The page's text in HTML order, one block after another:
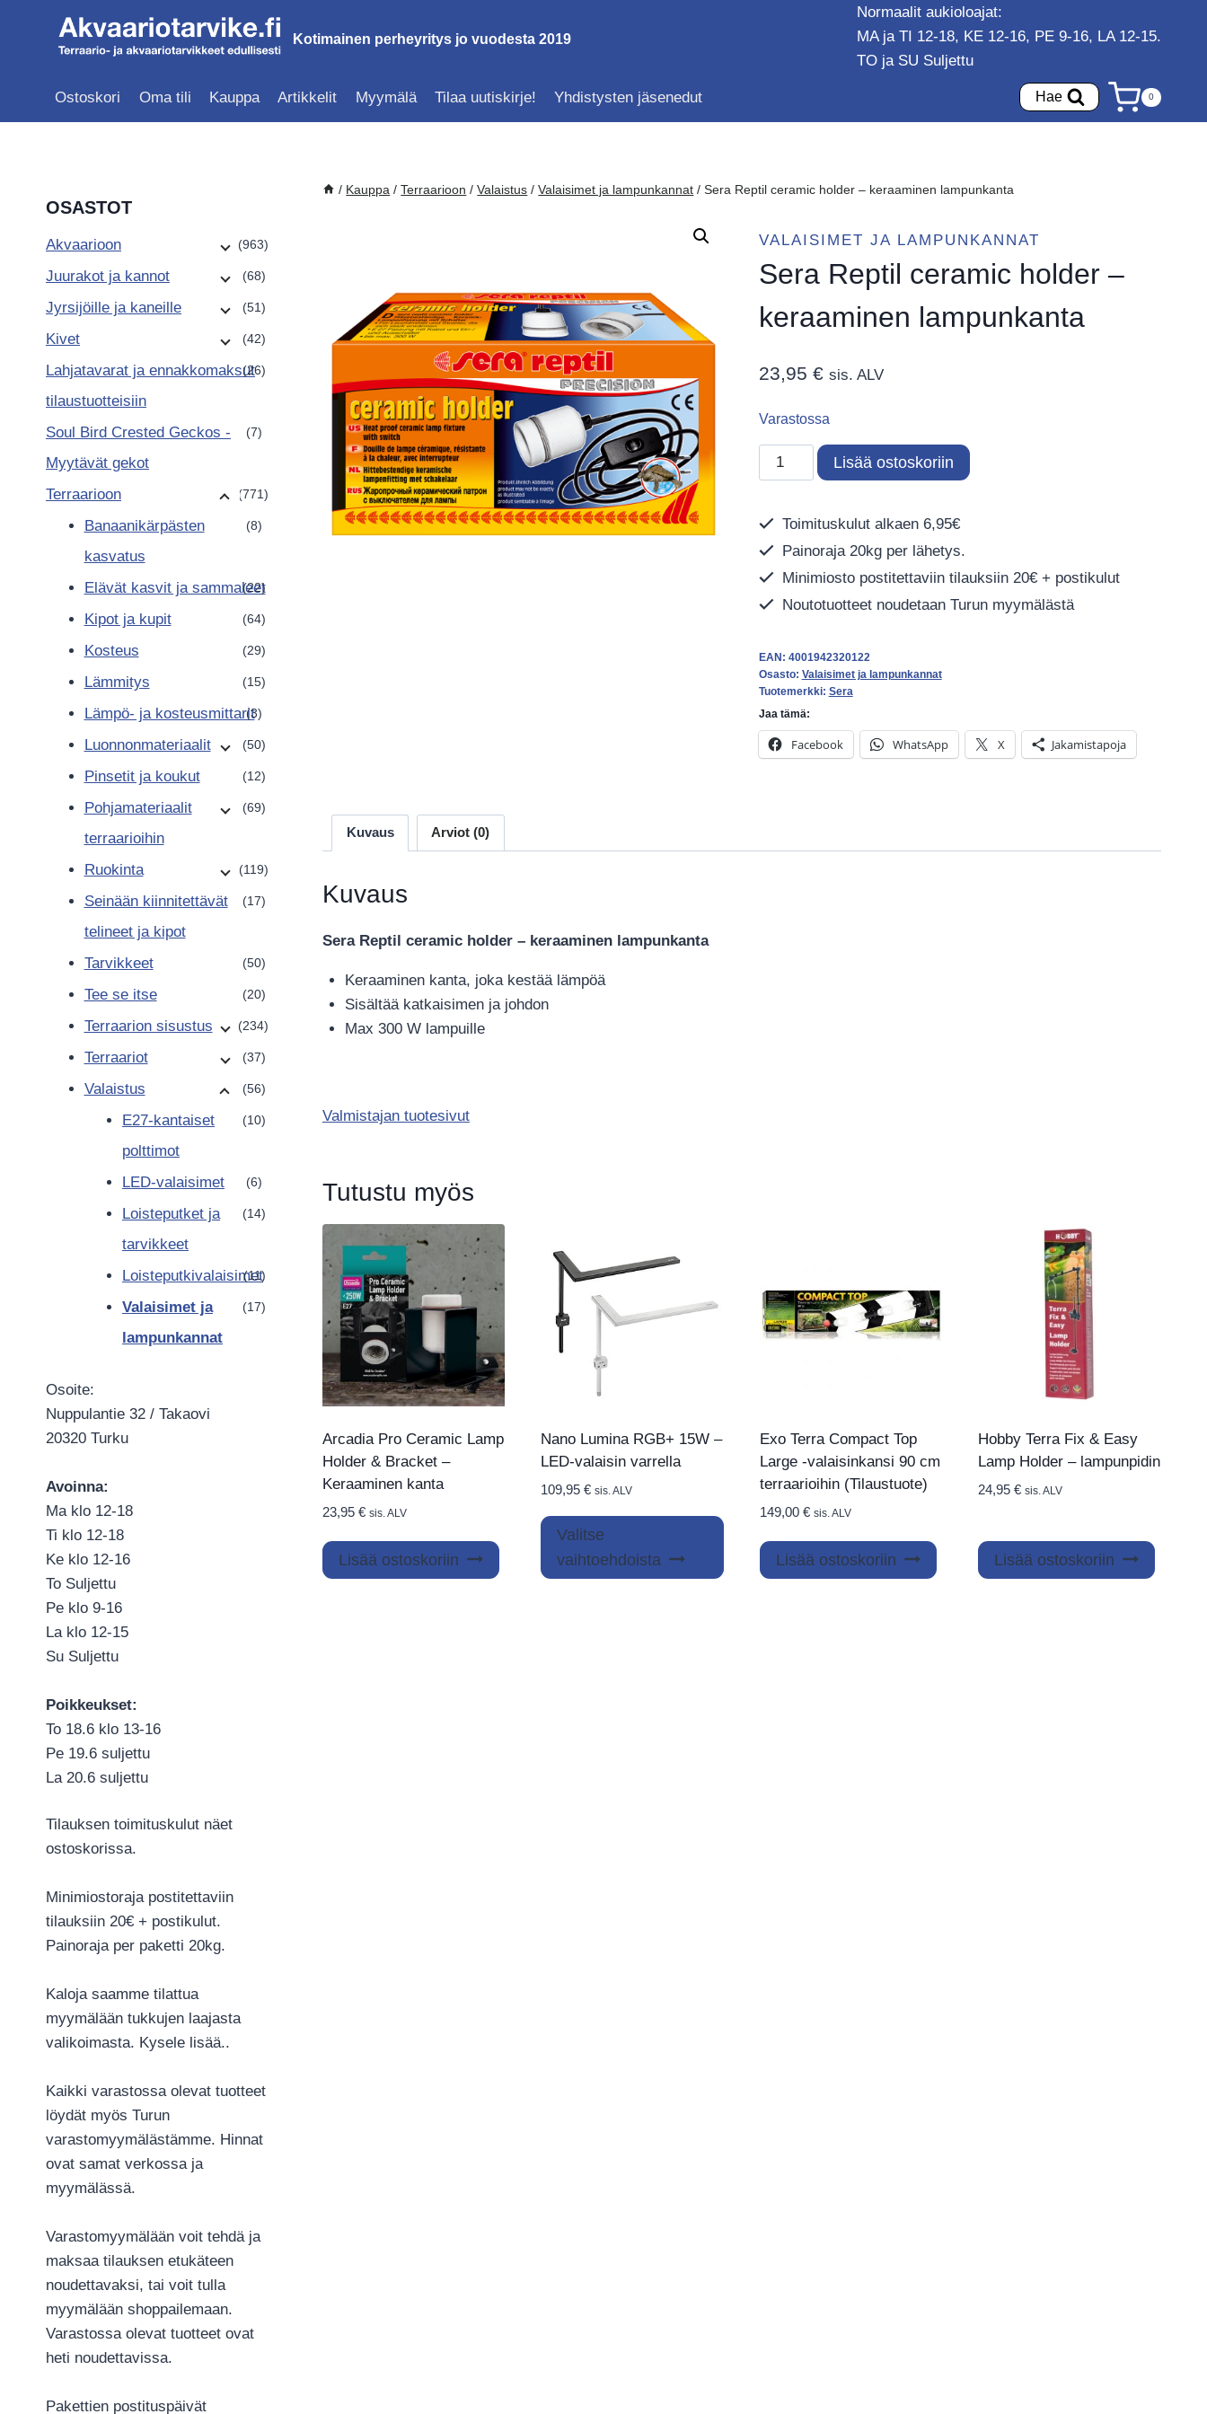
sisältöön
Kotimainen perheyritys jo vuodesta 2019
Normaalit aukioloajat:
MA ja TI 12-18, KE 12-16, PE 9-16, LA 12-15.
TO ja SU Suljettu
Ostoskori Oma tili Kauppa Artikkelit Myymälä Tilaa uutiskirje! Yhdistysten jäsenedut Hae 0
/ Kauppa / Terraarioon / Valaistus / Valaisimet ja lampunkannat / Sera Reptil ceramic holder – keraaminen lampunkanta
VALAISIMET JA LAMPUNKANNAT
Sera Reptil ceramic holder –
keraaminen lampunkanta
23,95 € sis. ALV
Varastossa
Sera
Reptil
holder
-
keraaminen
lampunkanta
Lisää ostoskoriin
Toimituskulut alkaen 6,95€
Painoraja 20kg per lähetys.
Minimiosto postitettaviin tilauksiin 20€ + postikulut
Noutotuotteet noudetaan Turun myymälästä
EAN: 4001942320122
Osasto: Valaisimet ja lampunkannat
Tuotemerkki: Sera
Jaa tämä:
Facebook WhatsApp X Jakamistapoja
Kuvaus Arviot (0)
Kuvaus
Sera Reptil ceramic holder – keraaminen lampunkanta
Keraaminen kanta, joka kestää lämpöä
Sisältää katkaisimen ja johdon
Max 300 W lampuille
Valmistajan tuotesivut
Tutustu myös
Arcadia Pro Ceramic Lamp
Holder & Bracket –
Keraaminen kanta
23,95 € sis. ALV
Lisää ostoskoriin
Nano Lumina RGB+ 15W –
LED-valaisin varrella
109,95€ sis. ALV
Valitse
vaihtoehdoista
Tällä
tuotteella
on
Exo Terra Compact Top
Large -valaisinkansi 90 cm
terraarioihin (Tilaustuote)
149,00 € sis. ALV
Lisää ostoskoriin
Hobby Terra Fix & Easy
Lamp Holder – lampunpidin
24,95€ sis. ALV
Lisää ostoskoriin
OSASTOT
Akvaarioon (963)
Juurakot ja kannot (68)
Jyrsijöille ja kaneille (51)
Kivet (42)
Lahjatavarat ja ennakkomaksut
tilaustuotteisiin
(26)
Soul Bird Crested Geckos -
Myytävät gekot
(7)
Terraarioon (771)
Banaanikärpästen
kasvatus
(8)
Elävät kasvit ja sammaleet
(22)
Kipot ja kupit (64)
Kosteus (29)
Lämmitys (15)
Lämpö- ja kosteusmittarit(3)
Luonnonmateriaalit (50)
Pinsetit ja koukut (12)
Pohjamateriaalit
terraarioihin
(69)
Ruokinta (119)
Seinään kiinnitettävät
telineet ja kipot
(17)
Tarvikkeet (50)
Tee se itse (20)
Terraarion sisustus (234)
Terraariot (37)
Valaistus (56)
E27-kantaiset
polttimot
(10)
LED-valaisimet (6)
Loisteputket ja
tarvikkeet
(14)
Loisteputkivalaisimet
(11)
Valaisimet ja
lampunkannat
(17)
Osoite:
Nuppulantie 32 / Takaovi
20320 Turku
Avoinna:
Ma klo 12-18
Ti klo 12-18
Ke klo 12-16
To Suljettu
Pe klo 9-16
La klo 12-15
Su Suljettu
Poikkeukset:
To 18.6 klo 13-16
Pe 19.6 suljettu
La 20.6 suljettu
Tilauksen toimituskulut näet
ostoskorissa.
Minimiostoraja postitettaviin
tilauksiin 20€ + postikulut.
Painoraja per paketti 20kg.
Kaloja saamme tilattua
myymälään tukkujen laajasta
valikoimasta. Kysele lisää..
Kaikki varastossa olevat tuotteet
löydät myös Turun
varastomyymälästämme. Hinnat
ovat samat verkossa ja
myymälässä.
Varastomyymälään voit tehdä ja
maksaa tilauksen etukäteen
noudettavaksi, tai voit tulla
myymälään shoppailemaan.
Varastossa olevat tuotteet ovat
heti noudettavissa.
Pakettien postituspäivät